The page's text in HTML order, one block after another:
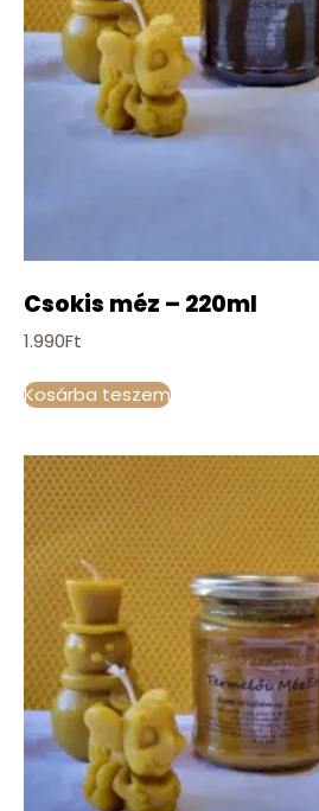
Csokis méz – 220ml
1.990Ft
Kosárba teszem